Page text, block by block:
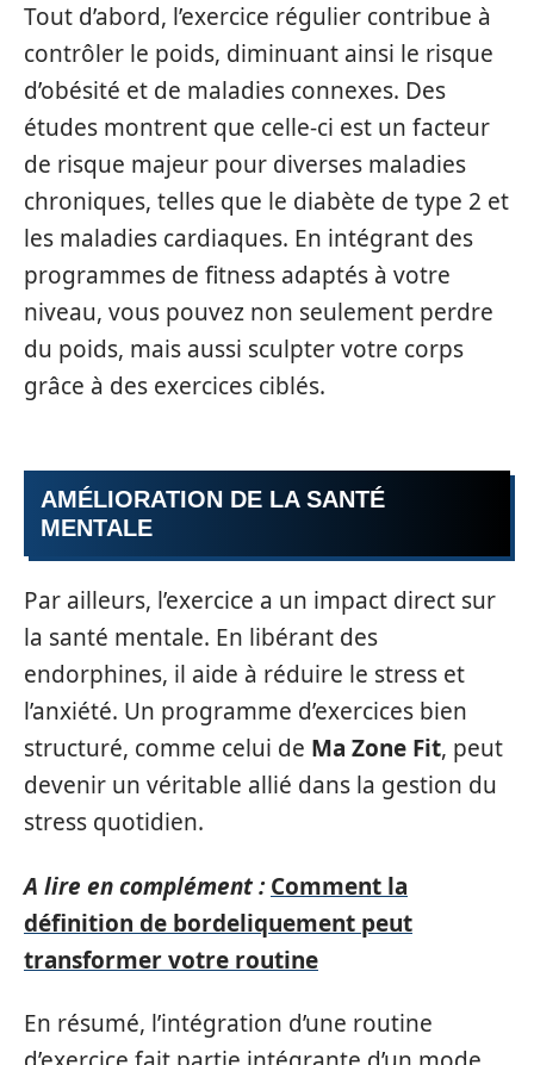
Tout d’abord, l’exercice régulier contribue à
contrôler le poids, diminuant ainsi le risque
d’obésité et de maladies connexes. Des
études montrent que celle-ci est un facteur
de risque majeur pour diverses maladies
chroniques, telles que le diabète de type 2 et
les maladies cardiaques. En intégrant des
programmes de fitness adaptés à votre
niveau, vous pouvez non seulement perdre
du poids, mais aussi sculpter votre corps
grâce à des exercices ciblés.
AMÉLIORATION DE LA SANTÉ
MENTALE
Par ailleurs, l’exercice a un impact direct sur
la santé mentale. En libérant des
endorphines, il aide à réduire le stress et
l’anxiété. Un programme d’exercices bien
structuré, comme celui de Ma Zone Fit, peut
devenir un véritable allié dans la gestion du
stress quotidien.
A lire en complément : Comment la
définition de bordeliquement peut
transformer votre routine
En résumé, l’intégration d’une routine